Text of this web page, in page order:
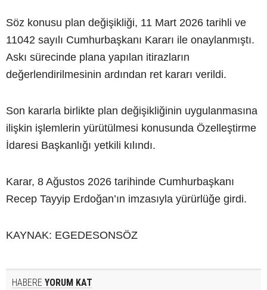
Söz konusu plan değişikliği, 11 Mart 2026 tarihli ve
11042 sayılı Cumhurbaşkanı Kararı ile onaylanmıştı.
Askı sürecinde plana yapılan itirazların
değerlendirilmesinin ardından ret kararı verildi.
Son kararla birlikte plan değişikliğinin uygulanmasına
ilişkin işlemlerin yürütülmesi konusunda Özelleştirme
İdaresi Başkanlığı yetkili kılındı.
Karar, 8 Ağustos 2026 tarihinde Cumhurbaşkanı
Recep Tayyip Erdoğan’ın imzasıyla yürürlüğe girdi.
KAYNAK: EGEDESONSÖZ
HABERE YORUM KAT